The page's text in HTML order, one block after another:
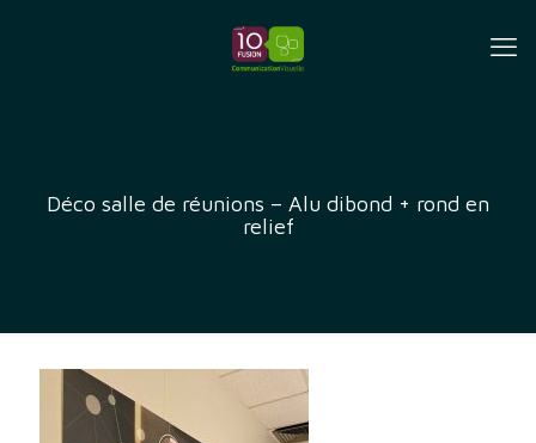
Déco salle de réunions – Alu dibond + rond en
relief